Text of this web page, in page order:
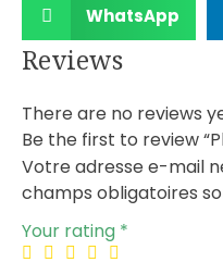
WhatsApp
Reviews
There are no reviews
Be the first to review
Votre adresse e-mail
champs obligatoires
Your rating *